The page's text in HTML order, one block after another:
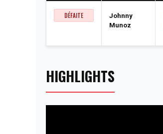
DÉFAITE
Johnny
Munoz
HIGHLIGHTS